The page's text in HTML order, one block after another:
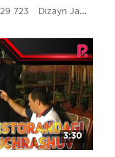
29 723 Dizayn Jamoasi
3:30